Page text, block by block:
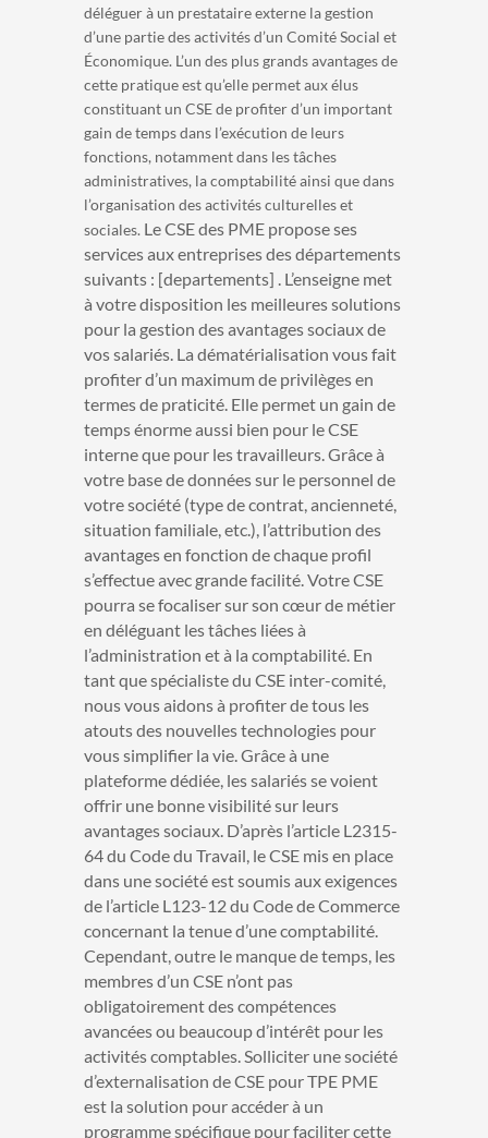
déléguer à un prestataire externe la gestion
d’une partie des activités d’un Comité Social et
Économique. L’un des plus grands avantages de
cette pratique est qu’elle permet aux élus
constituant un CSE de profiter d’un important
gain de temps dans l’exécution de leurs
fonctions, notamment dans les tâches
administratives, la comptabilité ainsi que dans
l’organisation des activités culturelles et
sociales. Le CSE des PME propose ses
services aux entreprises des départements
suivants : [departements] . L’enseigne met
à votre disposition les meilleures solutions
pour la gestion des avantages sociaux de
vos salariés. La dématérialisation vous fait
profiter d’un maximum de privilèges en
termes de praticité. Elle permet un gain de
temps énorme aussi bien pour le CSE
interne que pour les travailleurs. Grâce à
votre base de données sur le personnel de
votre société (type de contrat, ancienneté,
situation familiale, etc.), l’attribution des
avantages en fonction de chaque profil
s’effectue avec grande facilité. Votre CSE
pourra se focaliser sur son cœur de métier
en déléguant les tâches liées à
l’administration et à la comptabilité. En
tant que spécialiste du CSE inter-comité,
nous vous aidons à profiter de tous les
atouts des nouvelles technologies pour
vous simplifier la vie. Grâce à une
plateforme dédiée, les salariés se voient
offrir une bonne visibilité sur leurs
avantages sociaux. D’après l’article L2315-
64 du Code du Travail, le CSE mis en place
dans une société est soumis aux exigences
de l’article L123-12 du Code de Commerce
concernant la tenue d’une comptabilité.
Cependant, outre le manque de temps, les
membres d’un CSE n’ont pas
obligatoirement des compétences
avancées ou beaucoup d’intérêt pour les
activités comptables. Solliciter une société
d’externalisation de CSE pour TPE PME
est la solution pour accéder à un
programme spécifique pour faciliter cette